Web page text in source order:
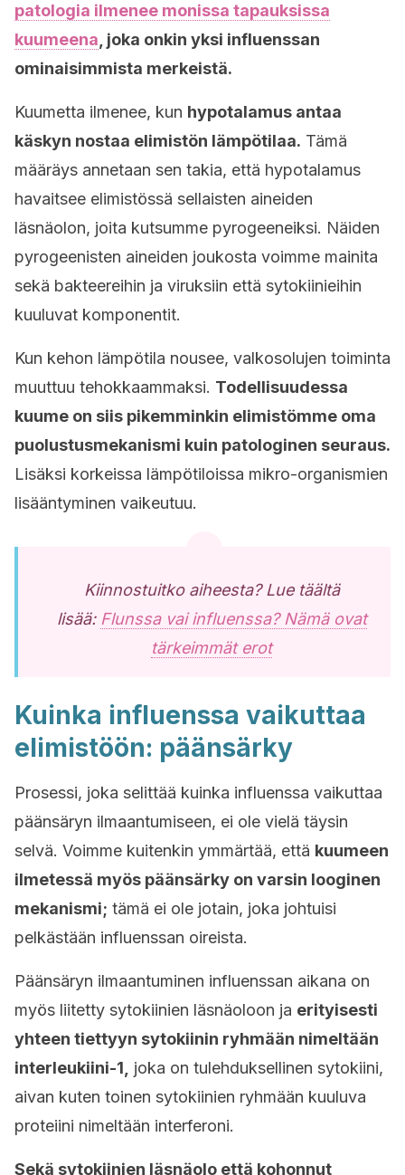
patologia ilmenee monissa tapauksissa
kuumeena , joka onkin yksi influenssan
ominaisimmista merkeistä.
Kuumetta ilmenee, kun hypotalamus antaa
käskyn nostaa elimistön lämpötilaa. Tämä
määräys annetaan sen takia, että hypotalamus
havaitsee elimistössä sellaisten aineiden
läsnäolon, joita kutsumme pyrogeeneiksi. Näiden
pyrogeenisten aineiden joukosta voimme mainita
sekä bakteereihin ja viruksiin että sytokiinieihin
kuuluvat komponentit.
Kun kehon lämpötila nousee, valkosolujen toiminta
muuttuu tehokkaammaksi. Todellisuudessa
kuume on siis pikemminkin elimistömme oma
puolustusmekanismi kuin patologinen seuraus.
Lisäksi korkeissa lämpötiloissa mikro-organismien
lisääntyminen vaikeutuu.
Kiinnostuitko aiheesta? Lue täältä
lisää: Flunssa vai influenssa? Nämä ovat
tärkeimmät erot
Kuinka influenssa vaikuttaa
elimistöön: päänsärky
Prosessi, joka selittää kuinka influenssa vaikuttaa
päänsäryn ilmaantumiseen, ei ole vielä täysin
selvä. Voimme kuitenkin ymmärtää, että kuumeen
ilmetessä myös päänsärky on varsin looginen
mekanismi; tämä ei ole jotain, joka johtuisi
pelkästään influenssan oireista.
Päänsäryn ilmaantuminen influenssan aikana on
myös liitetty sytokiinien läsnäoloon ja erityisesti
yhteen tiettyyn sytokiinin ryhmään nimeltään
interleukiini-1,
joka on tulehduksellinen sytokiini,
aivan kuten toinen sytokiinien ryhmään kuuluva
proteiini nimeltään interferoni.
Sekä sytokiinien läsnäolo että kohonnut